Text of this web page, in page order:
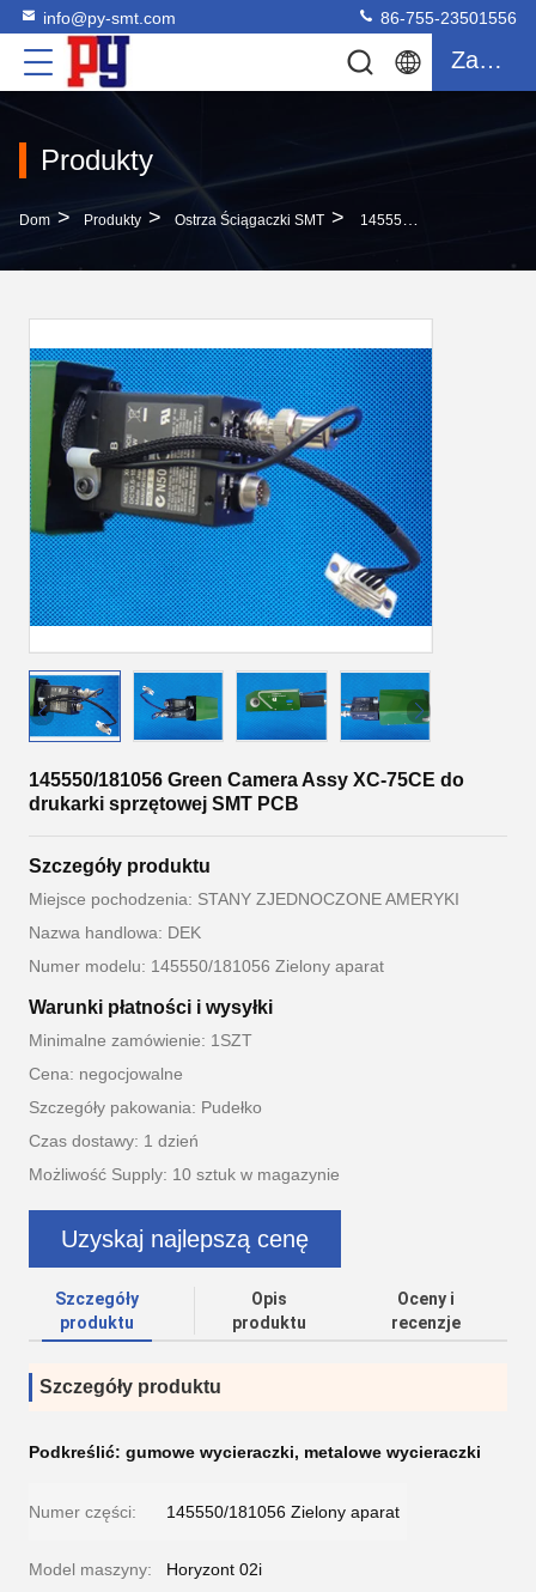
info@py-smt.com 86-755-23501556
Zacytować
Produkty
Dom > Produkty > Ostrza Ściągaczki SMT > 145550/181056 Green Camera Assy XC-75CE Do Drukarki Sprzętowej SMT PCB
145550/181056 Green Camera Assy XC-75CE do
drukarki sprzętowej SMT PCB
Szczegóły produktu
Miejsce pochodzenia: STANY ZJEDNOCZONE AMERYKI
Nazwa handlowa: DEK
Numer modelu: 145550/181056 Zielony aparat
Warunki płatności i wysyłki
Minimalne zamówienie: 1SZT
Cena: negocjowalne
Szczegóły pakowania: Pudełko
Czas dostawy: 1 dzień
Możliwość Supply: 10 sztuk w magazynie
Uzyskaj najlepszą cenę
Szczegóły
produktu
Opis
produktu
Oceny i
recenzje
Szczegóły produktu
Podkreślić: gumowe wycieraczki, metalowe wycieraczki
Numer części: 145550/181056 Zielony aparat
Model maszyny: Horyzont 02i